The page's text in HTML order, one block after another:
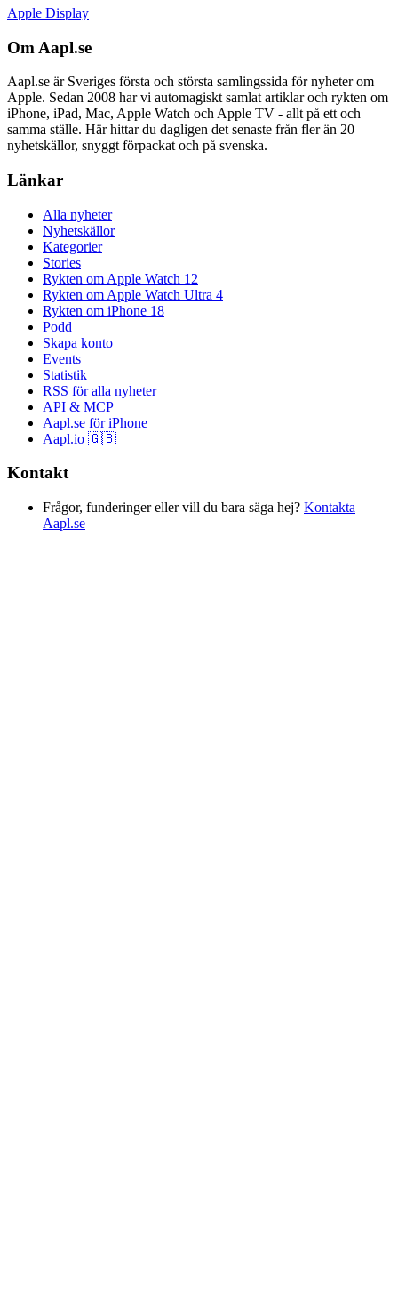
Apple Display
Om Aapl.se
Aapl.se är Sveriges första och största samlingssida för nyheter om
Apple. Sedan 2008 har vi automagiskt samlat artiklar och rykten om
iPhone, iPad, Mac, Apple Watch och Apple TV - allt på ett och
samma ställe. Här hittar du dagligen det senaste från fler än 20
nyhetskällor, snyggt förpackat och på svenska.
Länkar
Alla nyheter
Nyhetskällor
Kategorier
Stories
Rykten om Apple Watch 12
Rykten om Apple Watch Ultra 4
Rykten om iPhone 18
Podd
Skapa konto
Events
Statistik
RSS för alla nyheter
API & MCP
Aapl.se för iPhone
Aapl.io 🇬🇧
Kontakt
Frågor, funderinger eller vill du bara säga hej? Kontakta
Aapl.se